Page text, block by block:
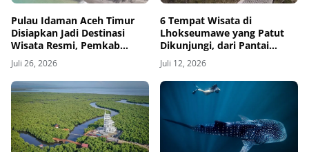
Pulau Idaman Aceh Timur
Disiapkan Jadi Destinasi
Wisata Resmi, Pemkab
Dorong Qanun Pariwisata
Gampong
Juli 26, 2026
6 Tempat Wisata di
Lhokseumawe yang Patut
Dikunjungi, dari Pantai
Ujong Blang hingga Bukit
Goa Jepang
Juli 12, 2026